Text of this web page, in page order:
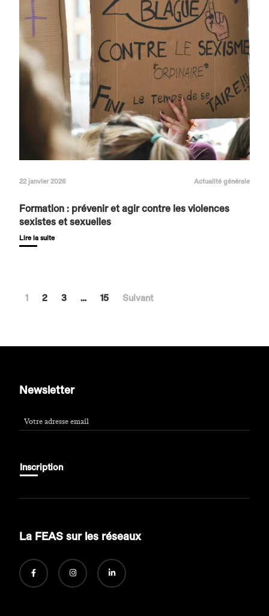
22 janvier 2026 Actualité générale
Formation : prévenir et agir contre les violences
sexistes et sexuelles
Lire la suite
1 2 3 … 15 Suivant
Newsletter
Inscription
La FEAS sur les réseaux